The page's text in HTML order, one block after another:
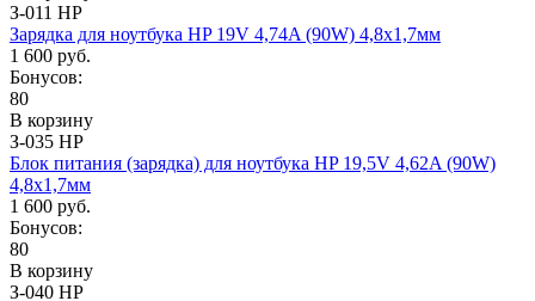
З-011 HP
Зарядка для ноутбука HP 19V 4,74A (90W) 4,8x1,7мм
1 600 руб.
Бонусов:
80
В корзину
З-035 HP
Блок питания (зарядка) для ноутбука HP 19,5V 4,62A (90W)
4,8x1,7мм
1 600 руб.
Бонусов:
80
В корзину
З-040 HP